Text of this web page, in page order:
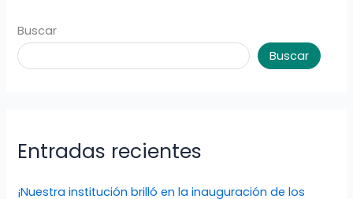
Buscar
Buscar
Entradas recientes
¡Nuestra institución brilló en la inauguración de los